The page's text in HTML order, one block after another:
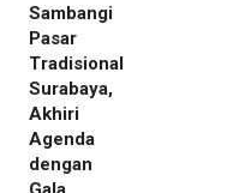
Sambangi
Pasar
Tradisional
Surabaya,
Akhiri
Agenda
dengan